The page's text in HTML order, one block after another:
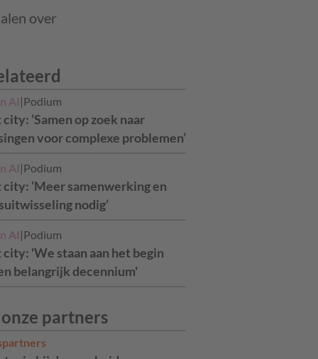
over
AI |Podium
‘Samen op zoek naar
voor complexe problemen’
AI |Podium
city: ‘Meer samenwerking en
nodig’
AI |Podium
city: 'We staan aan het begin
belangrijk decennium'
partners